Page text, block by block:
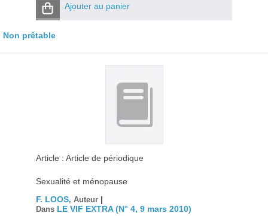
Ajouter au panier
Non prêtable
Article : Article de périodique
Sexualité et ménopause
F. LOOS, Auteur |
Dans LE VIF EXTRA (N° 4, 9 mars 2010)